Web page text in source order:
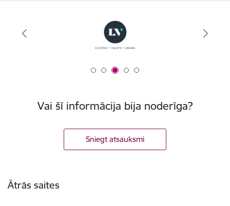
Vai šī informācija bija noderīga?
Sniegt atsauksmi
Ātrās saites